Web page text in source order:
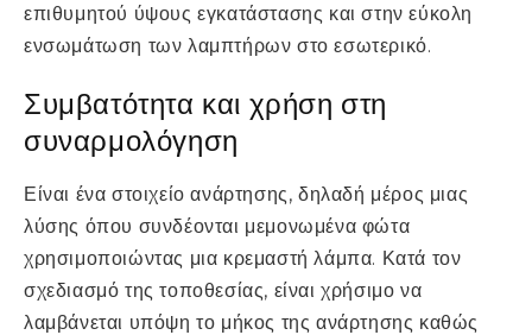
επιθυμητού ύψους εγκατάστασης και στην εύκολη
ενσωμάτωση των λαμπτήρων στο εσωτερικό.
Συμβατότητα και χρήση στη
συναρμολόγηση
Είναι ένα στοιχείο ανάρτησης, δηλαδή μέρος μιας
λύσης όπου συνδέονται μεμονωμένα φώτα
χρησιμοποιώντας μια κρεμαστή λάμπα. Κατά τον
σχεδιασμό της τοποθεσίας, είναι χρήσιμο να
λαμβάνεται υπόψη το μήκος της ανάρτησης καθώς